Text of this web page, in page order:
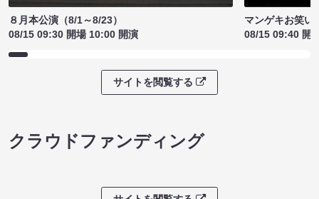
８月本公演（8/1～8/23）
08/15 09:30 開場 10:00 開演
マンゲキお笑い
08/15 09:40 開
サイトを閲覧する
クラウドファンディング